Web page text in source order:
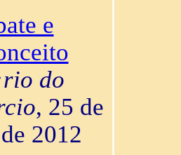
e
do
, 25 de
2012